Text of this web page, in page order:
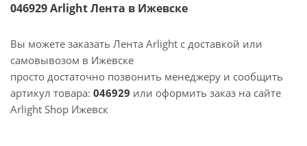
046929 Arlight Лента в Ижевске
Вы можете заказать Лента Arlight с доставкой или
самовывозом в Ижевске
просто достаточно позвонить менеджеру и сообщить
артикул товара: 046929 или оформить заказ на сайте
Arlight Shop Ижевск